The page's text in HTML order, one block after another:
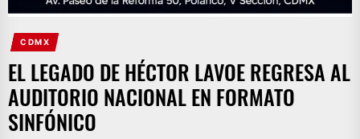
CDMX
EL LEGADO DE HÉCTOR LAVOE REGRESA AL
AUDITORIO NACIONAL EN FORMATO
SINFÓNICO